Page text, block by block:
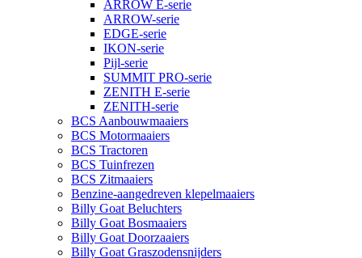
ARROW E-serie
ARROW-serie
EDGE-serie
IKON-serie
Pijl-serie
SUMMIT PRO-serie
ZENITH E-serie
ZENITH-serie
BCS Aanbouwmaaiers
BCS Motormaaiers
BCS Tractoren
BCS Tuinfrezen
BCS Zitmaaiers
Benzine-aangedreven klepelmaaiers
Billy Goat Beluchters
Billy Goat Bosmaaiers
Billy Goat Doorzaaiers
Billy Goat Graszodensnijders